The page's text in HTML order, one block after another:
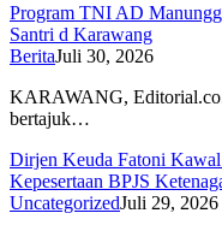
Program TNI AD
Santri d Karawang
BeritaJuli 30, 2026
KARAWANG,
bertajuk…
Dirjen Keuda Fatoni Kawal
Kepesertaan BPJS
UncategorizedJuli 29, 2026